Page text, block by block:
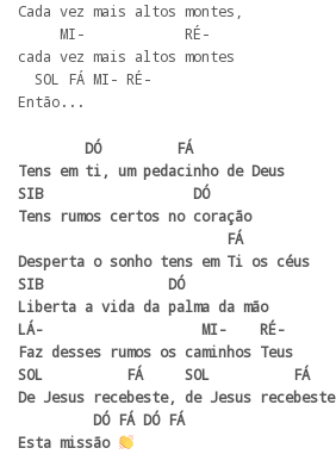
Cada vez mais altos montes,
cada vez mais altos montes
Então...
Tens em ti, um pedacinho de Deus
SIB                  DÓ
Tens rumos certos no coração
Desperta o sonho tens em Ti os céus
SIB               DÓ
Liberta a vida da palma da mão
LÁ-                   MI-    RÉ-
Faz desses rumos os caminhos Teus
SOL          FÁ     SOL          FÁ
De Jesus recebeste, de Jesus recebeste
Esta missão